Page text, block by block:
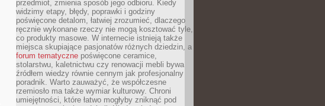
przedmiot, zmienia sposób jego odbioru. Kiedy
widzimy etapy, błędy, poprawki i godziny
poświęcone detalom, łatwiej zrozumieć, dlaczego
ręcznie wykonane rzeczy nie mogą kosztować tyle,
co produkty masowe. W internecie istnieją także
miejsca skupiające pasjonatów różnych dziedzin, a
forum tematyczne poświęcone ceramice,
stolarstwu, kaletnictwu czy renowacji mebli bywa
źródłem wiedzy równie cennym jak profesjonalny
poradnik. Warto zauważyć, że współczesne
rzemiosło ma także wymiar kulturowy. Chroni
umiejętności, które łatwo mogłyby zniknąć pod